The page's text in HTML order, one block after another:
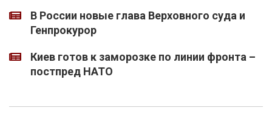
В России новые глава Верховного суда и
Генпрокурор
Киев готов к заморозке по линии фронта –
постпред НАТО